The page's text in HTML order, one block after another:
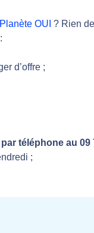
OUI ? Rien
d’offre ;
téléphone au 09
;